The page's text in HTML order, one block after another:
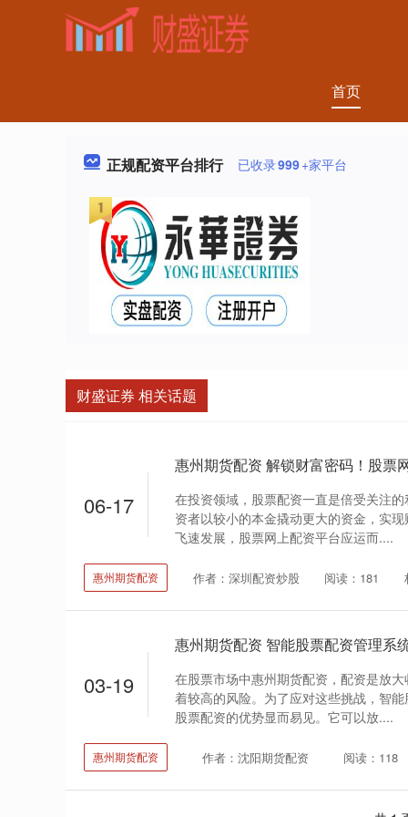
首页
正规配资平台排行 已收录999+家平台
财盛证券 相关话题
06-17
惠州期货配资 解锁财富密码！股票
在投资领域，股票配资一直是倍受关注
资者以较小的本金撬动更大的资金，实
飞速发展，股票网上配资平台应运而....
惠州期货配资 作者：深圳配资炒股 阅读：181
03-19
惠州期货配资 智能股票配资管理系
在股票市场中惠州期货配资，配资是放
着较高的风险。为了应对这些挑战，智
股票配资的优势显而易见。它可以放....
惠州期货配资 作者：沈阳期货配资 阅读：118